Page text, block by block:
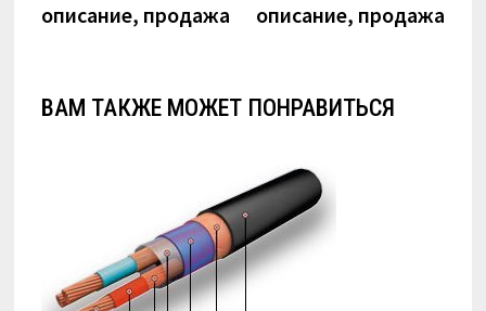
описание, продажа
описание, продажа
ВАМ ТАКЖЕ МОЖЕТ ПОНРАВИТЬСЯ